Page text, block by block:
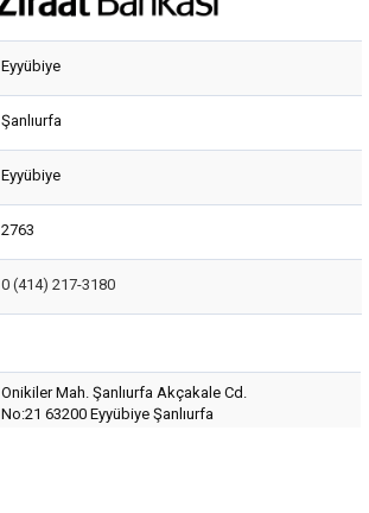
Eyyübiye
Şanlıurfa
Eyyübiye
2763
0 (414) 217-3180
Onikiler Mah. Şanlıurfa Akçakale Cd.
No:21 63200 Eyyübiye Şanlıurfa